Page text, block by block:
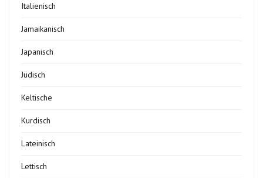
Italienisch
Jamaikanisch
Japanisch
Jüdisch
Keltische
Kurdisch
Lateinisch
Lettisch